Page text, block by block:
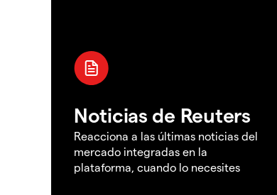
Noticias de Reuters
Reacciona a las últimas noticias del
mercado integradas en la
plataforma, cuando lo necesites